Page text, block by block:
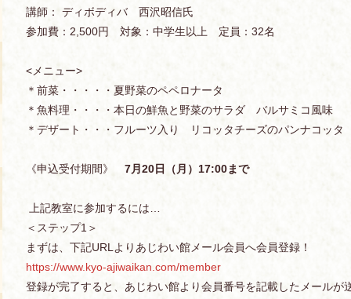
講師： ディボディバ 西沢昭信氏
参加費：2,500円 対象：中学生以上 定員：32名
<メニュー>
＊前菜・・・・・夏野菜のペペロナータ
＊魚料理・・・・本日の鮮魚と野菜のサラダ バルサミコ風味
＊デザート・・・フルーツ入り リコッタチーズのパンナコッタ
《申込受付期間》 7月 20日（月） 17:00まで
上記教室に参加するには…
＜ステップ1＞
まずは、下記URLよりあじわい館メール会員へ会員登録！
https://www.kyo-ajiwaikan.com/member
登録が完了すると、あじわい館より会員番号を記載したメールが